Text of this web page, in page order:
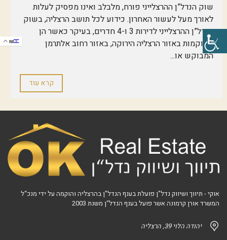
שוק הנדל”ן ההרצלייני פורח, מלבלב ואינו מפסיק לעלות
לאורך מעל לעשור האחרון. כידוע לכל תושב הרצליה, בשוק
הנדל”ן ההרצלייני לדירות 3 ו-4 חדרים, בעיקר כאשר הן
ממוקמות באזור הרצליה הירוקה, באזור רחוב אלתרמן
המבוקש או...
קרא עוד
אוקי - תיווך ושיווק נדל"ן פועלת בענף הנדל"ן בהרצליה והוקמה על ידי מנכ“ל
המשרד אורן קרמונה אשר פועל בענף הנדל“ן משנת 2003
יהודה הלוי 39, הרצליה
IW